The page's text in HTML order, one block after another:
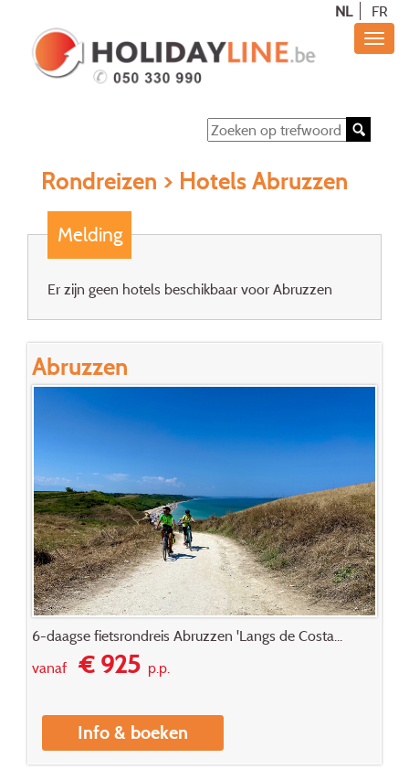
NL FR
Rondreizen > Hotels Abruzzen
Melding
Er zijn geen hotels beschikbaar voor Abruzzen
Abruzzen
6-daagse fietsrondreis Abruzzen 'Langs de Costa...
vanaf€ 925p.p.
Info & boeken